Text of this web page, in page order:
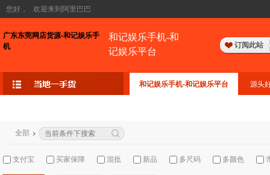
您好， 欢迎来到阿里巴巴
广东东莞网店货源-和记娱乐手
机
和记娱乐手机-和
记娱乐平台
订阅此站
和记娱乐手机-和记娱乐平台 源头
全部
支付宝 买家保障 混批 新品 多尺码 多颜色